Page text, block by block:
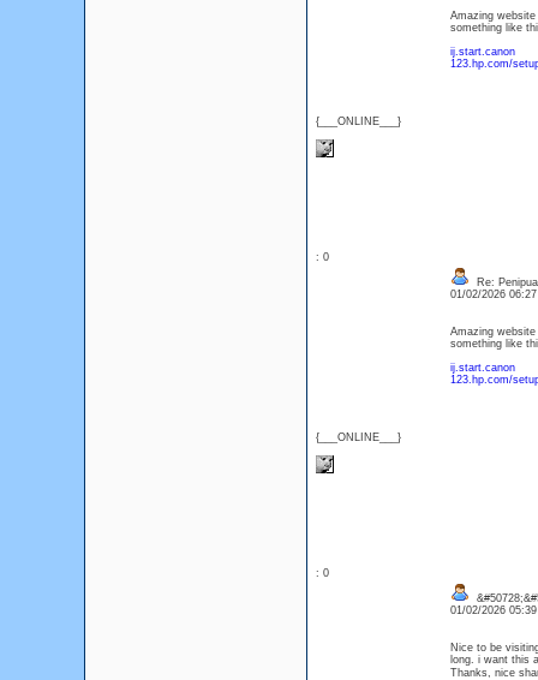
{___ONLINE___}
Amazing
something like
ij.start.canon
123.hp.com/
: 0
{___ONLINE___}
Re:
01/02/2026
Amazing
something like
ij.start.canon
123.hp.com/
: 0
01/02/2026
Nice to be
long. i want this
Thanks, nice